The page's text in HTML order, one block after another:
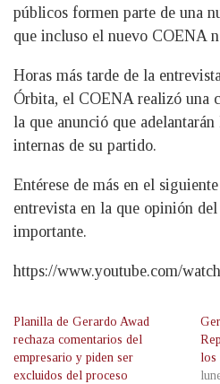
públicos formen parte de una
que incluso el nuevo COENA
Horas más tarde de la
Órbita, el COENA realizó una
la que anunció que
internas de su partido.
Entérese de más en el
entrevista en la que opinión
importante.
https://www.youtube.com/
Planilla de Gerardo Awad
rechaza comentarios del
empresario y piden ser
excluidos del proceso
los